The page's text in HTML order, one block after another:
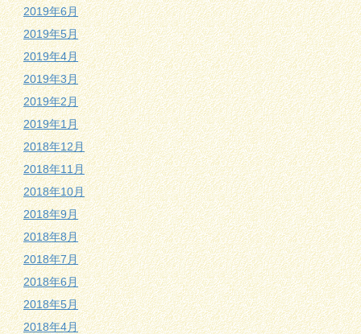
2019年6月
2019年5月
2019年4月
2019年3月
2019年2月
2019年1月
2018年12月
2018年11月
2018年10月
2018年9月
2018年8月
2018年7月
2018年6月
2018年5月
2018年4月